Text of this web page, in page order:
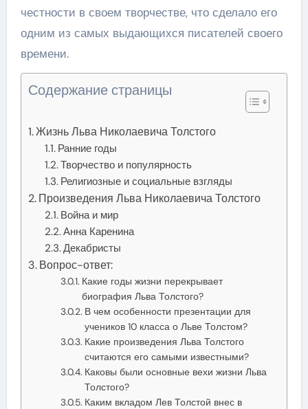
честности в своем творчестве, что сделало его
одним из самых выдающихся писателей своего
времени.
Содержание страницы
Жизнь Льва Николаевича Толстого
Ранние годы
Творчество и популярность
Религиозные и социальные взгляды
Произведения Льва Николаевича Толстого
Война и мир
Анна Каренина
Декабристы
Вопрос-ответ:
Какие годы жизни перекрывает
биография Льва Толстого?
В чем особенности презентации для
учеников 10 класса о Льве Толстом?
Какие произведения Льва Толстого
считаются его самыми известными?
Каковы были основные вехи жизни Льва
Толстого?
Каким вкладом Лев Толстой внес в